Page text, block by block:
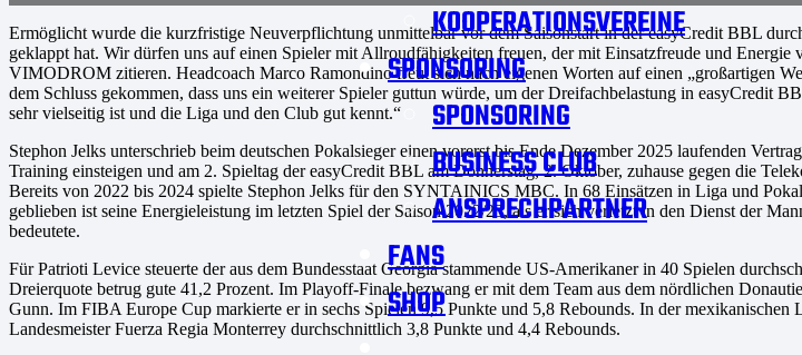
KOOPERATIONSVEREINE
SPONSORING
SPONSORING
BUSINESS CLUB
ANSPRECHPARTNER
FANS
SHOP
Ermöglicht wurde die kurzfristige Neuverpflichtung unmittelbar vor dem Saisonstart in der easyCredit BBL
geklappt hat. Wir dürfen uns auf einen Spieler mit Allroudfähigkeiten freuen, der mit Einsatzfreude und Energie
VIMODROM zitieren. Headcoach Marco Ramondino freut sich nach eigenen Worten auf einen „großartigen
dem Schluss gekommen, dass uns ein weiterer Spieler guttun würde, um der Dreifachbelastung in
sehr vielseitig ist und die Liga und den Club gut kennt.“
Stephon Jelks unterschrieb beim deutschen Pokalsieger einen vorerst bis Ende Dezember 2025 laufenden
Training einsteigen und am 2. Spieltag der easyCredit BBL am Donnerstag, 2. Oktober, zuhause gegen die
Bereits von 2022 bis 2024 spielte Stephon Jelks für den SYNTAINICS MBC. In 68 Einsätzen in Liga und
geblieben ist seine Energieleistung im letzten Spiel der Saison 2022/23, als er sich verletzt in den Dienst der
bedeutete.
Für Patrioti Levice steuerte der aus dem Bundesstaat Georgia stammende US-Amerikaner in 40 Spielen
Dreierquote betrug gute 41,2 Prozent. Im Playoff-Finale bezwang er mit dem Team aus dem nördlichen
Gunn. Im FIBA Europe Cup markierte er in sechs Spielen 9,5 Punkte und 5,8 Rebounds. In der
Landesmeister Fuerza Regia Monterrey durchschnittlich 3,8 Punkte und 4,4 Rebounds.